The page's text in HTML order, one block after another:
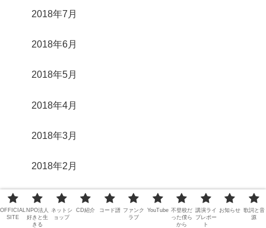
2018年7月
2018年6月
2018年5月
2018年4月
2018年3月
2018年2月
2018年1月
OFFICIAL
SITE
NPO法人
好きと生
きる
ネットシ
ョップ
CD紹介 コード譜 ファンク
ラブ
YouTube 不登校だ
った僕ら
から
講演ライ
ブレポー
ト
お知らせ 歌詞と音
源